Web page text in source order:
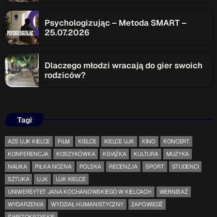
ON AIR
Upcoming shows
TOP CHART
Psychologizując – Metoda SMART –
25.07.2026
Dlaczego młodzi wracają do gier swoich
rodziców?
Tagi
AZS UJK KIELCE FILM KIELCE KIELCE UJK KINO
KONCERT
KONFERENCJA
KOSZYKÓWKA KSIĄŻKA KULTURA
MUZYKA
NAUKA
PIŁKA NOŻNA POLSKA RECENZJA SPORT
STUDENCI
SZTUKA
UJK
UJK KIELCE
UNIWERSYTET JANA KOCHANOWSKIEGO W KIELCACH
WERNISAŻ
WYDARZENIA
WYDZIAŁ HUMANISTYCZNY
ZAPOWIEDŹ